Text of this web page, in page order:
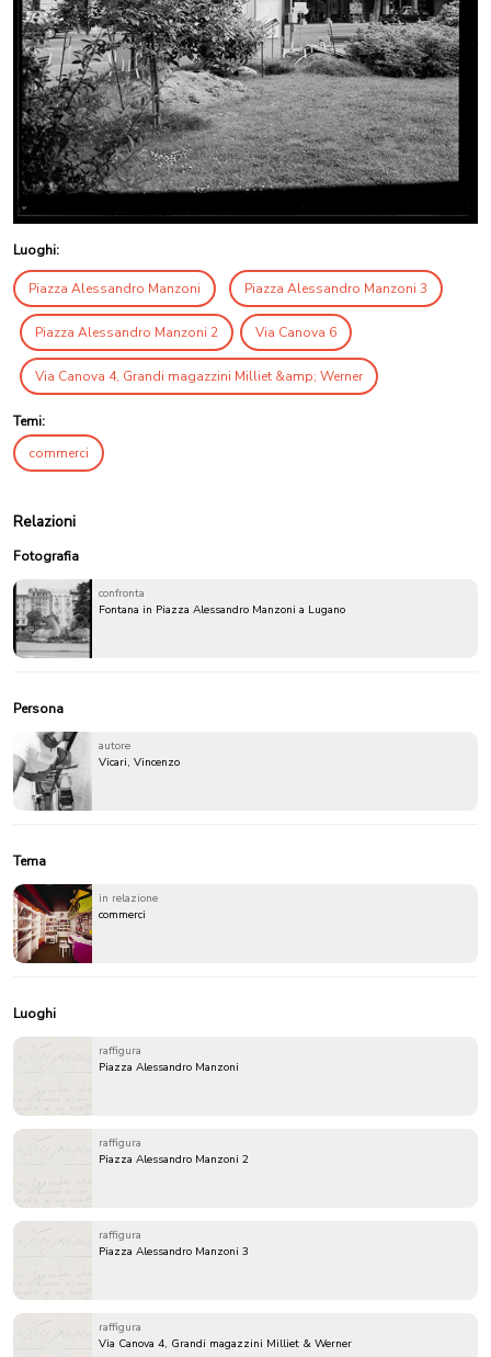
Luoghi:
Piazza Alessandro Manzoni Piazza Alessandro Manzoni 3
Piazza Alessandro Manzoni 2 Via Canova 6
Via Canova 4, Grandi magazzini Milliet &amp; Werner
Temi:
commerci
Relazioni
Fotografia
confronta
Fontana in Piazza Alessandro Manzoni a Lugano
Persona
autore
Vicari, Vincenzo
Tema
in relazione
commerci
Luoghi
raffigura
Piazza Alessandro Manzoni
raffigura
Piazza Alessandro Manzoni 2
raffigura
Piazza Alessandro Manzoni 3
raffigura
Via Canova 4, Grandi magazzini Milliet & Werner